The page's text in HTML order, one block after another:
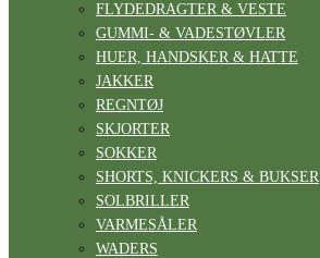
FLYDEDRAGTER & VESTE
GUMMI- & VADESTØVLER
HUER, HANDSKER & HATTE
JAKKER
REGNTØJ
SKJORTER
SOKKER
SHORTS, KNICKERS & BUKSER
SOLBRILLER
VARMESÅLER
WADERS